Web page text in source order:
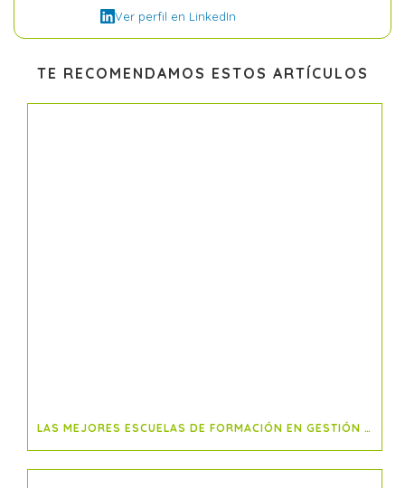
Ver perfil en LinkedIn
TE RECOMENDAMOS ESTOS ARTÍCULOS
LAS MEJORES ESCUELAS DE FORMACIÓN EN GESTIÓN DE PROYECTOS